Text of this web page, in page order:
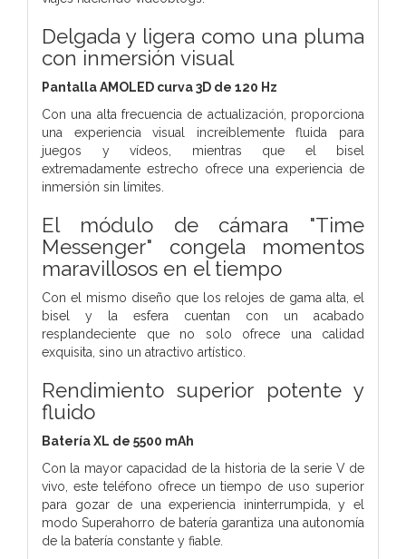
Delgada y ligera como una pluma
con inmersión visual
Pantalla AMOLED curva 3D de 120 Hz
Con una alta frecuencia de actualización, proporciona
una experiencia visual increíblemente fluida para
juegos y vídeos, mientras que el bisel
extremadamente estrecho ofrece unaexperiencia de
inmersión sin límites.
El módulo de cámara "Time
Messenger" congela momentos
maravillosos en el tiempo
Con el mismo diseño que los relojes de gama alta, el
bisel y la esfera cuentan con un acabado
resplandeciente que no solo ofrece una calidad
exquisita, sino un atractivo artístico.
Rendimiento superior potente y
fluido
Batería XL de 5500 mAh
Con la mayor capacidad de la historia de la serie V de
vivo, este teléfono ofrece un tiempo de uso superior
para gozar de una experiencia ininterrumpida, y el
modo Superahorro de batería garantiza una autonomía
de la batería constante y fiable.